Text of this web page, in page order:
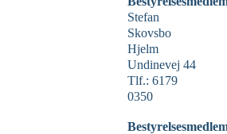
Stefan
Skovsbo
Hjelm
Undinevej 44
Tlf.: 6179
0350